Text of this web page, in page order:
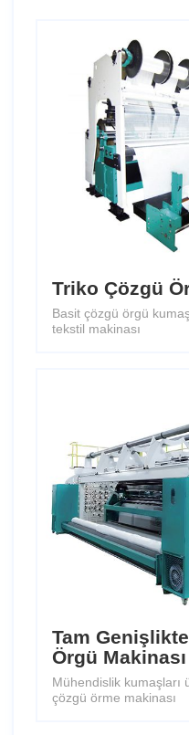
Triko Çözgü
Basit çözgü örgü
tekstil makinası
Tam
Örgü Makinası
Mühendislik kumaşları
çözgü örme makinası